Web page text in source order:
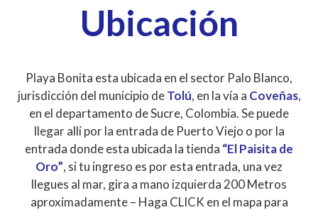
Ubicación
Playa Bonita esta ubicada en el sector Palo Blanco,
jurisdicción del municipio deTolú, en la vía a Coveñas,
en el departamento de Sucre, Colombia. Se puede
llegar allí por la entrada de Puerto Viejo o por la
entrada donde esta ubicada la tienda “El Paisita de
Oro”, si tu ingreso es por esta entrada, una vez
llegues al mar, gira a mano izquierda 200 Metros
aproximadamente – Haga CLICK en el mapa para